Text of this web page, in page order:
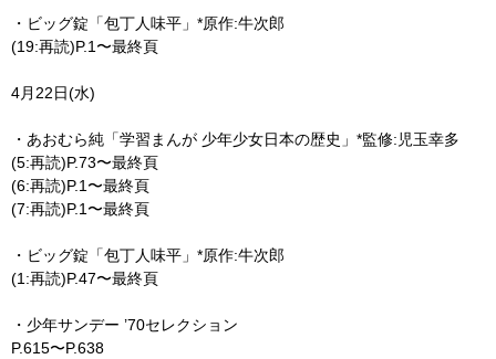
・ビッグ錠「包丁人味平」*原作:牛次郎
(19:再読)P.1〜最終頁
4月22日(水)
・あおむら純「学習まんが 少年少女日本の歴史」*監修:児玉幸多
(5:再読)P.73〜最終頁
(6:再読)P.1〜最終頁
(7:再読)P.1〜最終頁
・ビッグ錠「包丁人味平」*原作:牛次郎
(1:再読)P.47〜最終頁
・少年サンデー ’70セレクション
P.615〜P.638